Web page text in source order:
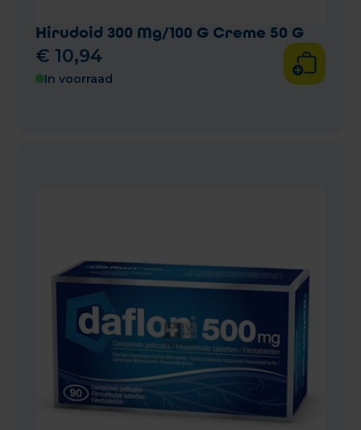
Hirudoid 300 Mg/100 G Creme 50 G
€ 10,94
In voorraad